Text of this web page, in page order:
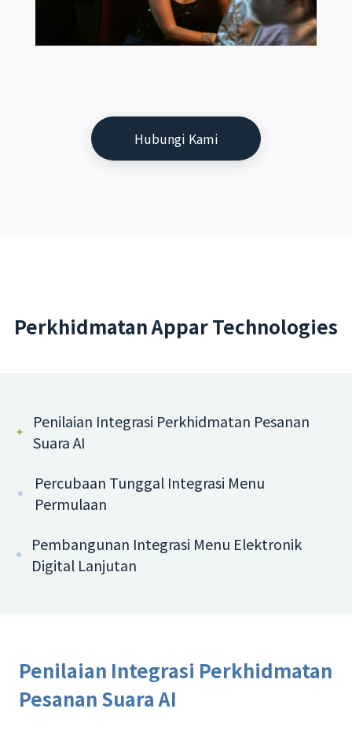
Hubungi Kami
Perkhidmatan Appar Technologies
Penilaian Integrasi Perkhidmatan Pesanan
Suara AI
Percubaan Tunggal Integrasi Menu
Permulaan
Pembangunan Integrasi Menu Elektronik
Digital Lanjutan
Penilaian Integrasi Perkhidmatan
Pesanan Suara AI